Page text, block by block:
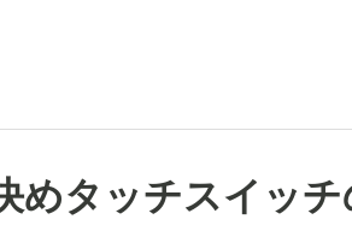
めタッチスイッチ